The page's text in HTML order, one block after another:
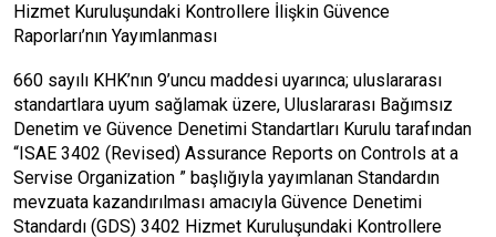
Hizmet Kuruluşundaki Kontrollere İlişkin Güvence
Raporları’nın Yayımlanması
660 sayılı KHK’nın 9’uncu maddesi uyarınca; uluslararası
standartlara uyum sağlamak üzere, Uluslararası Bağımsız
Denetim ve Güvence Denetimi Standartları Kurulu tarafından
“ISAE 3402 (Revised) Assurance Reports on Controls at a
Servise Organization ” başlığıyla yayımlanan Standardın
mevzuata kazandırılması amacıyla Güvence Denetimi
Standardı (GDS) 3402 Hizmet Kuruluşundaki Kontrollere